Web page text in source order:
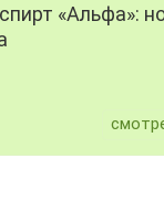
«Альфа»: